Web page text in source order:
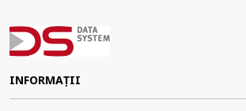
INFORMAȚII